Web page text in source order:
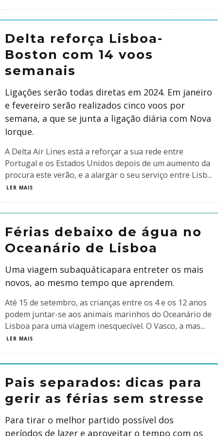
Delta reforça Lisboa-
Boston com 14 voos
semanais
Ligações serão todas diretas em 2024. Em janeiro
e fevereiro serão realizados cinco voos por
semana, a que se junta a ligação diária com Nova
Iorque.
A Delta Air Lines está a reforçar a sua rede entre
Portugal e os Estados Unidos depois de um aumento da
procura este verão, e a alargar o seu serviço entre Lisb...
LER MAIS
Férias debaixo de água no
Oceanário de Lisboa
Uma viagem subaquáticapara entreter os mais
novos, ao mesmo tempo que aprendem.
Até 15 de setembro, as crianças entre os 4 e os 12 anos
podem juntar-se aos animais marinhos do Oceanário de
Lisboa para uma viagem inesquecível. O Vasco, a mas...
LER MAIS
Pais separados: dicas para
gerir as férias sem stresse
Para tirar o melhor partido possível dos
períodos de lazer e aproveitar o tempo com os